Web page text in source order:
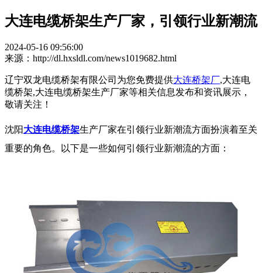
大连电缆桥架生产厂家，引领行业新潮流
2024-05-16 09:56:00
来源：http://dl.hxsldl.com/news1019682.html
辽宁双龙电缆桥架有限公司为您免费提供大连桥架厂,大连电
缆桥架,大连电缆桥架生产厂家等相关信息发布和资讯展示，
敬请关注！
沈阳大连电缆桥架生产厂家在引领行业新潮流方面扮演着至关
重要的角色。以下是一些如何引领行业新潮流的方面：